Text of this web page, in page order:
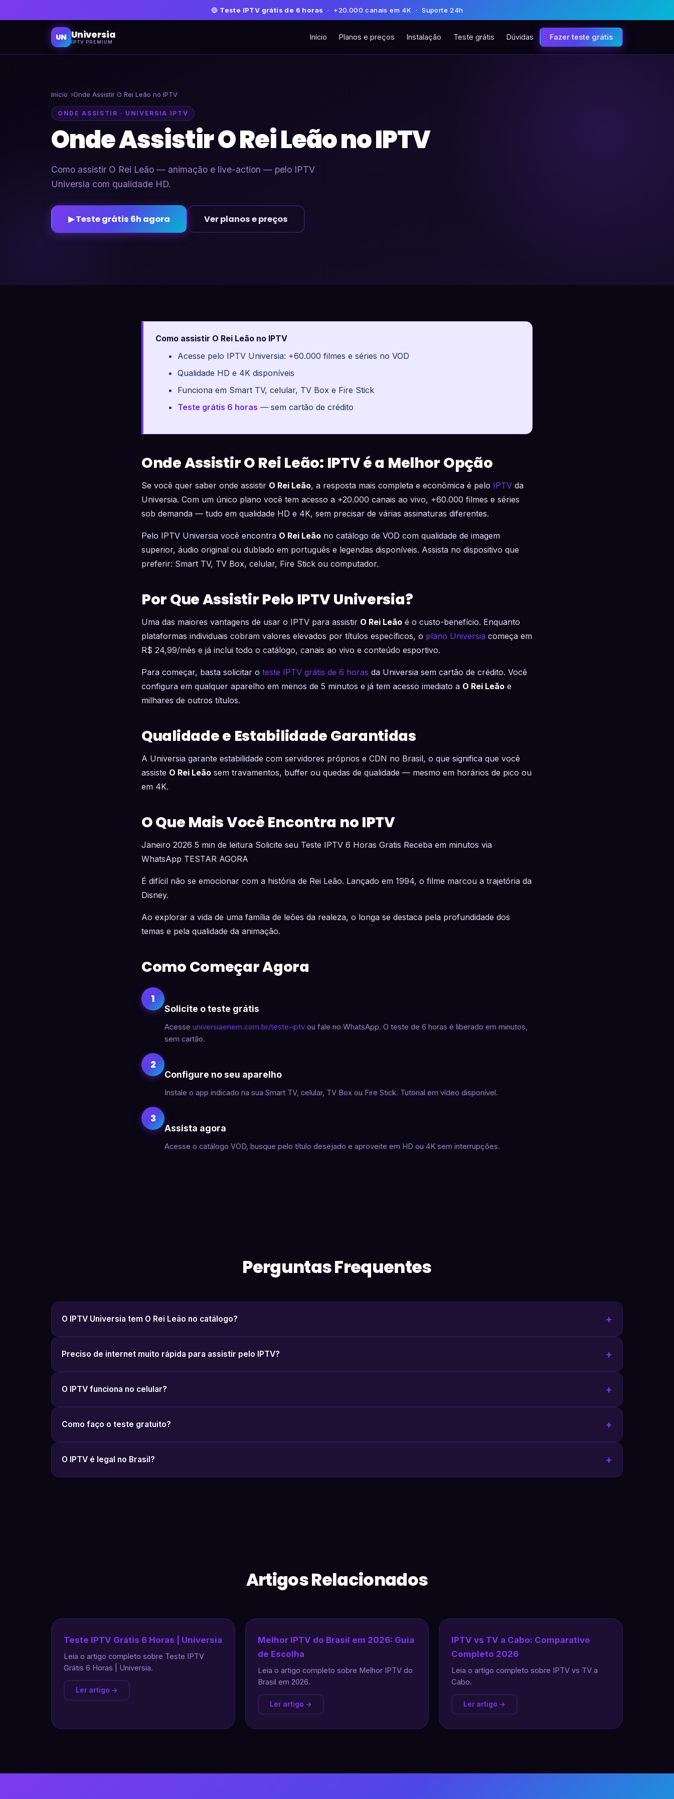
🔵 Teste IPTV grátis de 6 horas · +20.000 canais em 4K · Suporte 24h
UN Universia
IPTV PREMIUM
Início Planos e preços Instalação Teste grátis Dúvidas Fazer teste grátis
Início Onde Assistir O Rei Leão no IPTV
ONDE ASSISTIR · UNIVERSIA IPTV
Onde Assistir O Rei Leão no IPTV
Como assistir O Rei Leão — animação e live-action — pelo IPTV
Universia com qualidade HD.
▶ Teste grátis 6h agora Ver planos e preços
Como assistir O Rei Leão no IPTV
Acesse pelo IPTV Universia: +60.000 filmes e séries no VOD
Qualidade HD e 4K disponíveis
Funciona em Smart TV, celular, TV Box e Fire Stick
Teste grátis 6 horas — sem cartão de crédito
Onde Assistir O Rei Leão: IPTV é a Melhor Opção
Se você quer saber onde assistir O Rei Leão, a resposta mais completa e econômica é pelo IPTV da
Universia. Com um único plano você tem acesso a +20.000 canais ao vivo, +60.000 filmes e séries
sob demanda — tudo em qualidade HD e 4K, sem precisar de várias assinaturas diferentes.
Pelo IPTV Universia você encontra O Rei Leão no catálogo de VOD com qualidade de imagem
superior, áudio original ou dublado em português e legendas disponíveis. Assista no dispositivo que
preferir: Smart TV, TV Box, celular, Fire Stick ou computador.
Por Que Assistir Pelo IPTV Universia?
Uma das maiores vantagens de usar o IPTV para assistir O Rei Leão é o custo-benefício. Enquanto
plataformas individuais cobram valores elevados por títulos específicos, o plano Universia começa em
R$ 24,99/mês e já inclui todo o catálogo, canais ao vivo e conteúdo esportivo.
Para começar, basta solicitar o teste IPTV grátis de 6 horas da Universia sem cartão de crédito. Você
configura em qualquer aparelho em menos de 5 minutos e já tem acesso imediato a O Rei Leão e
milhares de outros títulos.
Qualidade e Estabilidade Garantidas
A Universia garante estabilidade com servidores próprios e CDN no Brasil, o que significa que você
assiste O Rei Leão sem travamentos, buffer ou quedas de qualidade — mesmo em horários de pico ou
em 4K.
O Que Mais Você Encontra no IPTV
Janeiro 2026 5 min de leitura Solicite seu Teste IPTV 6 Horas Gratis Receba em minutos via
WhatsApp TESTAR AGORA
É difícil não se emocionar com a história de Rei Leão. Lançado em 1994, o filme marcou a trajetória da
Disney.
Ao explorar a vida de uma família de leões da realeza, o longa se destaca pela profundidade dos
temas e pela qualidade da animação.
Como Começar Agora
1
Solicite o teste grátis
Acesse universiaenem.com.br/teste-iptv ou fale no WhatsApp. O teste de 6 horas é liberado em minutos,
sem cartão.
2
Configure no seu aparelho
Instale o app indicado na sua Smart TV, celular, TV Box ou Fire Stick. Tutorial em vídeo disponível.
3
Assista agora
Acesse o catálogo VOD, busque pelo título desejado e aproveite em HD ou 4K sem interrupções.
Perguntas Frequentes
O IPTV Universia tem O Rei Leão no catálogo?
Preciso de internet muito rápida para assistir pelo IPTV?
O IPTV funciona no celular?
Como faço o teste gratuito?
O IPTV é legal no Brasil?
Artigos Relacionados
Teste IPTV Grátis 6 Horas | Universia
Leia o artigo completo sobre Teste IPTV
Grátis 6 Horas | Universia.
Ler artigo →
Melhor IPTV do Brasil em 2026: Guia
de Escolha
Leia o artigo completo sobre Melhor IPTV do
Brasil em 2026.
Ler artigo →
IPTV vs TV a Cabo: Comparativo
Completo 2026
Leia o artigo completo sobre IPTV vs TV a
Cabo.
Ler artigo →